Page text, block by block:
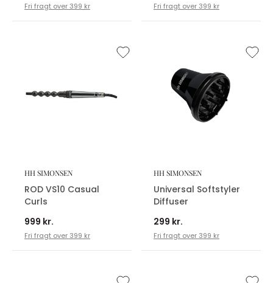
Fri fragt over 399 kr Fri fragt over 399 kr
HH SIMONSEN
ROD VS10 Casual
Curls
999 kr.
Fri fragt over 399 kr
HH SIMONSEN
Universal Softstyler
Diffuser
299 kr.
Fri fragt over 399 kr